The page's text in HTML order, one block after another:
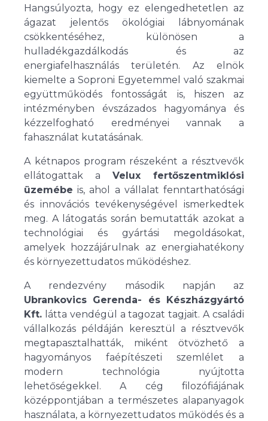
Hangsúlyozta, hogy ez elengedhetetlen az
ágazat jelentős ökológiai lábnyomának
csökkentéséhez, különösen a
hulladékgazdálkodás és az
energiafelhasználás területén. Az elnök
kiemelte a Soproni Egyetemmel való szakmai
együttműködés fontosságát is, hiszen az
intézményben évszázados hagyománya és
kézzelfogható eredményei vannak a
fahasználat kutatásának.
A kétnapos program részeként a résztvevők
ellátogattak a Velux fertőszentmiklósi
üzemébe is, ahol a vállalat fenntarthatósági
és innovációs tevékenységével ismerkedtek
meg. A látogatás során bemutatták azokat a
technológiai és gyártási megoldásokat,
amelyek hozzájárulnak az energiahatékony
és környezettudatos működéshez.
A rendezvény második napján az
Ubrankovics Gerenda- és Készházgyártó
Kft. látta vendégül a tagozat tagjait. A családi
vállalkozás példáján keresztül a résztvevők
megtapasztalhatták, miként ötvözhető a
hagyományos faépítészeti szemlélet a
modern technológia nyújtotta
lehetőségekkel. A cég filozófiájának
középpontjában a természetes alapanyagok
használata, a környezettudatos működés és a